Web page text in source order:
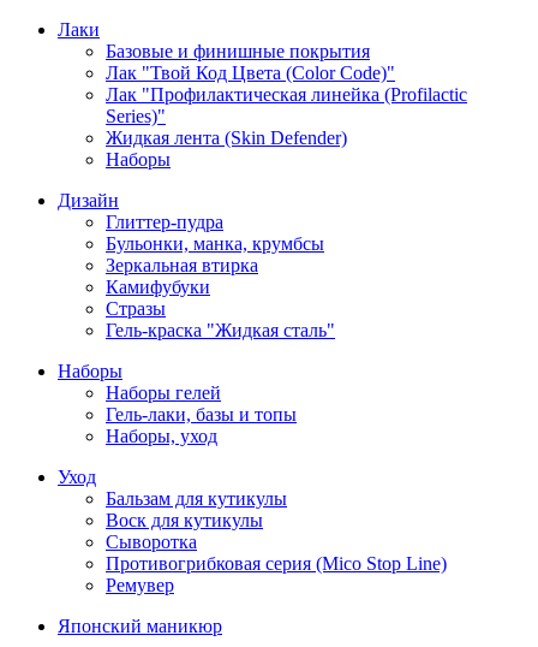
Лаки
Базовые и финишные покрытия
Лак "Твой Код Цвета (Color Code)"
Лак "Профилактическая линейка (Profilactic
Series)"
Жидкая лента (Skin Defender)
Наборы
Дизайн
Глиттер-пудра
Бульонки, манка, крумбсы
Зеркальная втирка
Камифубуки
Стразы
Гель-краска "Жидкая сталь"
Наборы
Наборы гелей
Гель-лаки, базы и топы
Наборы, уход
Уход
Бальзам для кутикулы
Воск для кутикулы
Сыворотка
Противогрибковая серия (Mico Stop Line)
Ремувер
Японский маникюр